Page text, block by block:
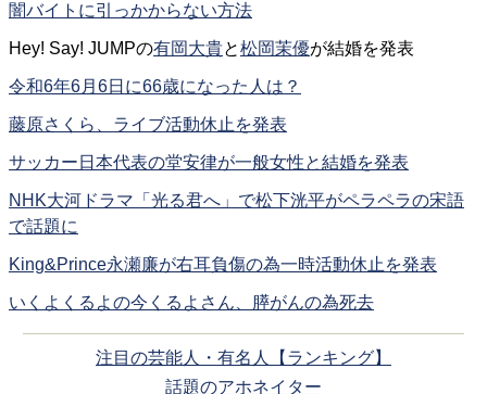
闇バイトに引っかからない方法
Hey! Say! JUMPの有岡大貴と松岡茉優が結婚を発表
令和6年6月6日に66歳になった人は？
藤原さくら、ライブ活動休止を発表
サッカー日本代表の堂安律が一般女性と結婚を発表
NHK大河ドラマ「光る君へ」で松下洸平がペラペラの宋語
で話題に
King&Prince永瀬廉が右耳負傷の為一時活動休止を発表
いくよくるよの今くるよさん、膵がんの為死去
注目の芸能人・有名人【ランキング】
話題のアホネイター